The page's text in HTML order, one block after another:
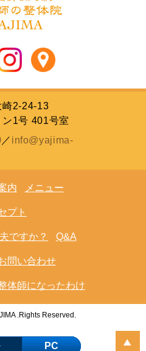
崎2-24-13
ン1号 401号室
／ info@yajima-
内 メニュー
プト
ですか？ Q&A
問い合わせ
体師になったわけ
.Rights Reserved.
PC